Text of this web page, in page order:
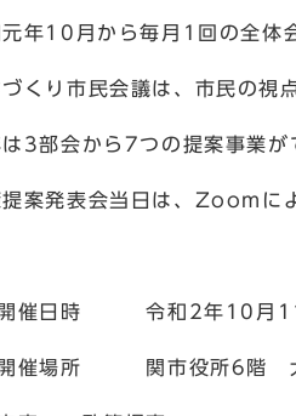
年10月から毎月1回の全体
くり市民会議は、市民の視
3部会から7つの提案事業が
案発表会当日は、Zoomに
催日時 令和2年10月11
催場所 関市役所6階 大